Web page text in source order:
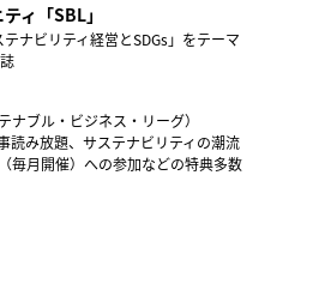
ィ「SBL」
ナビリティ経営とSDGs」をテーマ
ナブル・ビジネス・リーグ）
読み放題、サステナビリティの潮流
毎月開催）への参加などの特典多数